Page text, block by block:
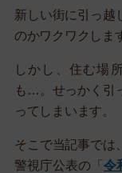
新しい街に引っ越
のかワクワクしま
しかし、住む場
も…。せっかく引
ってしまいます。
そこで当記事では
警視庁公表の「 令